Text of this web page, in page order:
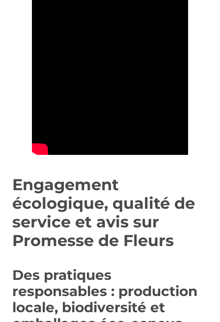
Engagement
écologique, qualité de
service et avis sur
Promesse de Fleurs
Des pratiques
responsables : production
locale, biodiversité et